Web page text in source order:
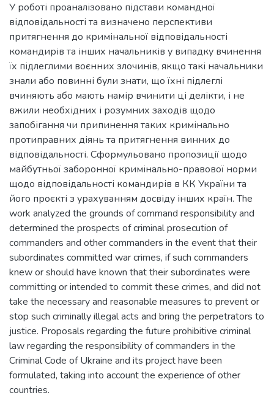
У роботі проаналізовано підстави командної
відповідальності та визначено перспективи
притягнення до кримінальної відповідальності
командирів та інших начальників у випадку вчинення
їх підлеглими воєнних злочинів, якщо такі начальники
знали або повинні були знати, що їхні підлеглі
вчиняють або мають намір вчинити ці делікти, і не
вжили необхідних і розумних заходів щодо
запобігання чи припинення таких кримінально
протиправних діянь та притягнення винних до
відповідальності. Сформульовано пропозиції щодо
майбутньої заборонної кримінально-правової норми
щодо відповідальності командирів в КК України та
його проєкті з урахуванням досвіду інших країн. The
work analyzed the grounds of command responsibility and
determined the prospects of criminal prosecution of
commanders and other commanders in the event that their
subordinates committed war crimes, if such commanders
knew or should have known that their subordinates were
committing or intended to commit these crimes, and did not
take the necessary and reasonable measures to prevent or
stop such criminally illegal acts and bring the perpetrators to
justice. Proposals regarding the future prohibitive criminal
law regarding the responsibility of commanders in the
Criminal Code of Ukraine and its project have been
formulated, taking into account the experience of other
countries.